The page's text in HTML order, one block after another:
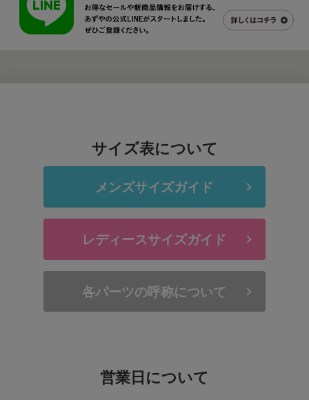
サイズ表について
メンズサイズガイド
レディースサイズガイド
各パーツの呼称について
営業日について